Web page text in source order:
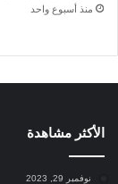
منذ أسبوع واحد
الأكثر مشاهدة
نوفمبر 29, 2023